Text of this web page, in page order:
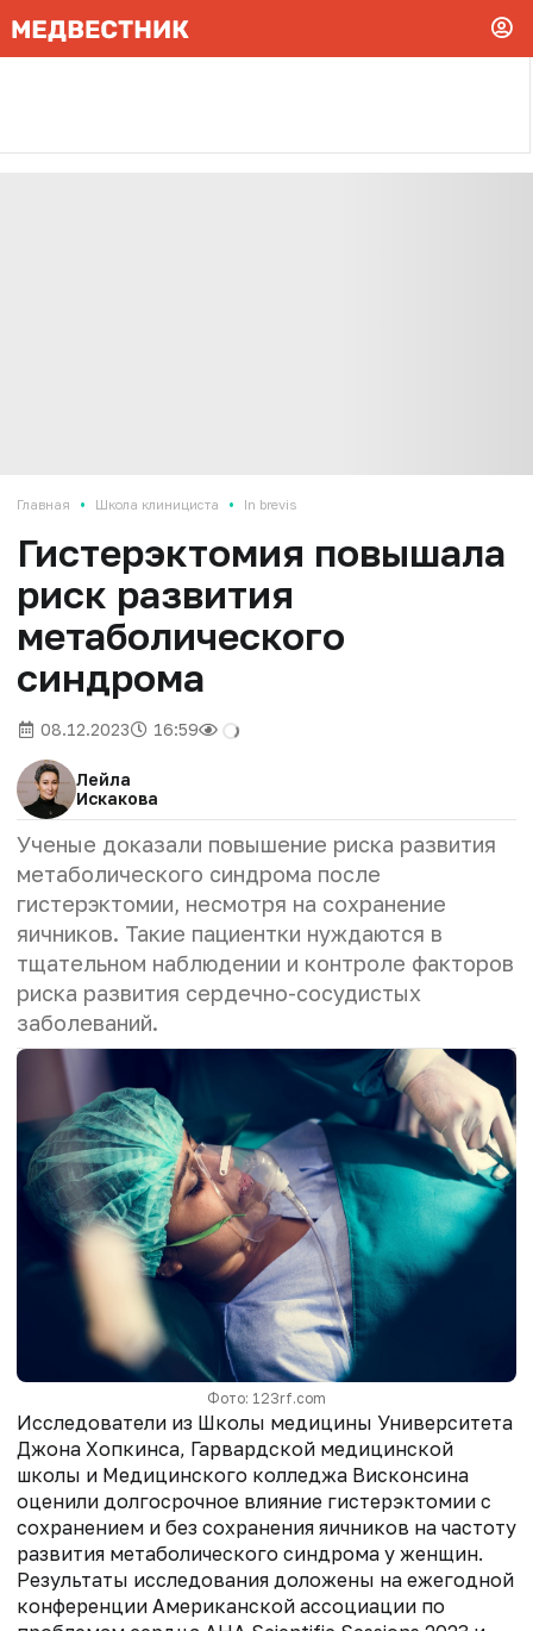
Главная • Школа клинициста • In brevis
Гистерэктомия повышала
риск развития
метаболического
синдрома
08.12.2023 16:59
Лейла
Искакова
Ученые доказали повышение риска развития
метаболического синдрома после
гистерэктомии, несмотря на сохранение
яичников. Такие пациентки нуждаются в
тщательном наблюдении и контроле факторов
риска развития сердечно-сосудистых
заболеваний.
Фото: 123rf.com
Исследователи из Школы медицины Университета
Джона Хопкинса, Гарвардской медицинской
школы и Медицинского колледжа Висконсина
оценили долгосрочное влияние гистерэктомии с
сохранением и без сохранения яичников на частоту
развития метаболического синдрома у женщин.
Результаты исследования доложены на ежегодной
конференции Американской ассоциации по